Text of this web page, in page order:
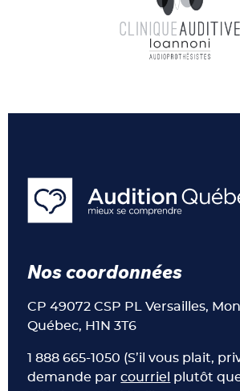
Nos coordonnées
CP 49072 CSP PL Versailles,
Québec, H1N 3T6
1 888 665-1050 (S’il vous plait,
demande parcourriel plutôt